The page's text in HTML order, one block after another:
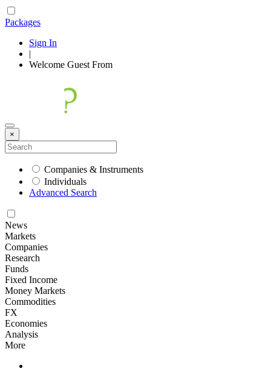
Packages
Sign In
|
Welcome Guest From
×
Companies & Instruments
Individuals
Advanced Search
News
Markets
Companies
Research
Funds
Fixed Income
Money Markets
Commodities
FX
Economies
Analysis
More